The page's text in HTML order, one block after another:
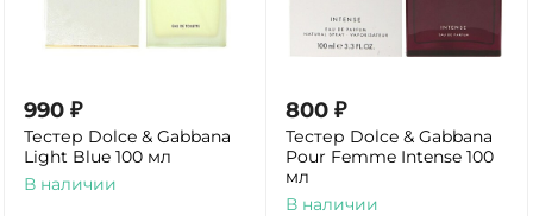
990 ₽
Тестер Dolce & Gabbana
Light Blue 100 мл
В наличии
800 ₽
Тестер Dolce & Gabbana
Pour Femme Intense 100
мл
В наличии